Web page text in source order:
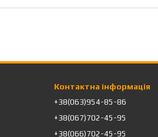
Контактна інформація
+38(063)954-85-86
+38(067)702-45-95
+38(066)702-45-95